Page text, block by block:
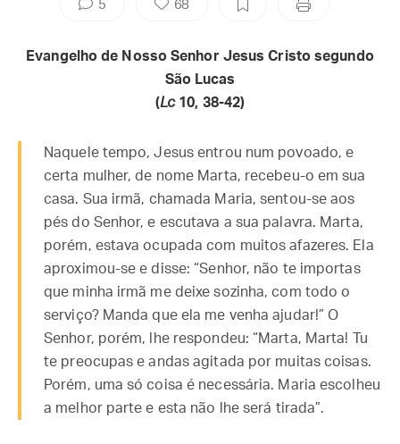
5 68
Evangelho de Nosso Senhor Jesus Cristo segundo
São Lucas
(Lc10, 38-42)
Naquele tempo, Jesus entrou num povoado, e
certa mulher, de nome Marta, recebeu-o em sua
casa. Sua irmã, chamada Maria, sentou-se aos
pés do Senhor, e escutava a sua palavra. Marta,
porém, estava ocupada com muitos afazeres. Ela
aproximou-se e disse: “Senhor, não te importas
que minha irmã me deixe sozinha, com todo o
serviço? Manda que ela me venha ajudar!” O
Senhor, porém, lhe respondeu: “Marta, Marta! Tu
te preocupas e andas agitada por muitas coisas.
Porém, uma só coisa é necessária. Maria escolheu
a melhor parte e esta não lhe será tirada”.